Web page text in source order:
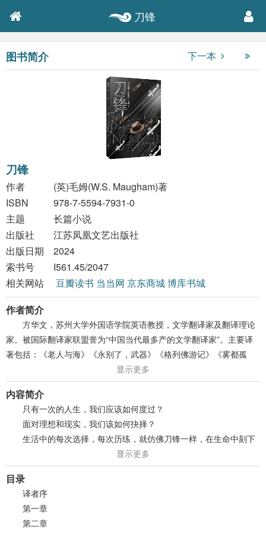
刀锋
图书简介 下一本
刀锋
作者
(英)毛姆(W.S. Maugham)著
ISBN
978-7-5594-7931-0
主题
长篇小说
出版社
江苏凤凰文艺出版社
出版日期
2024
索书号
I561.45/2047
相关网站
豆瓣读书 当当网 京东商城博库书城
作者简介
方华文，苏州大学外国语学院英语教授，文学翻译家及翻译理论
家。被国际翻译家联盟誉为“中国当代最多产的文学翻译家”。主要译
著包括：《老人与海》《永别了，武器》《格列佛游记》《雾都孤
儿》《无名的裘德》《傲慢与偏见》《蝴蝶梦》等。
显示更多
内容简介
只有一次的人生，我们应该如何度过？
面对理想和现实，我们该如何抉择？
生活中的每次选择，每次历练，就仿佛刀锋一样，在生命中刻下
在第一次世界大战中，拉里偷偷加入了空军，他目睹了战争的无
情，也屡立战功；而在一次交战中，拉里亲眼看到好友为救自己而死
去。朋友的死让拉里心生迷茫，开始重新思考生命的意义。复员后，
他放弃进入大学学习，也放弃了高薪工作，在务实的美国显得格格不
入。经历了长达两年的休息，他决定去其他国家，寻求人生的意义。
显示更多
目录
译者序
第一章
第二章